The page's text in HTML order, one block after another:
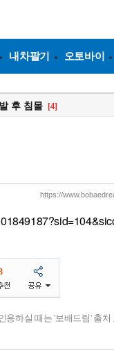
내차팔기 오토바이
후 침몰 [4]
https://
용하실 때는 '보배드림' 출